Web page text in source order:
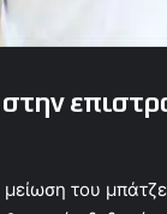
του